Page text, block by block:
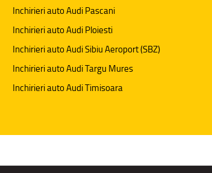
Inchirieri auto Audi Pascani
Inchirieri auto Audi Ploiesti
Inchirieri auto Audi Sibiu Aeroport (SBZ)
Inchirieri auto Audi Targu Mures
Inchirieri auto Audi Timisoara